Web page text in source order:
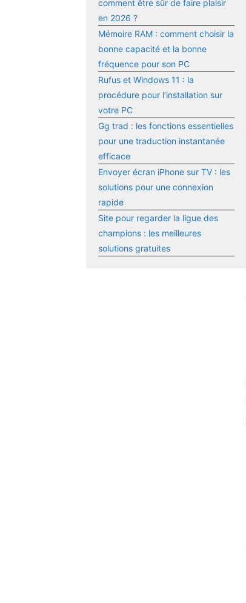
comment être sûr de faire plaisir
en 2026 ?
Mémoire RAM : comment choisir la
bonne capacité et la bonne
fréquence pour son PC
Rufus et Windows 11 : la
procédure pour l’installation sur
votre PC
Gg trad : les fonctions essentielles
pour une traduction instantanée
efficace
Envoyer écran iPhone sur TV : les
solutions pour une connexion
rapide
Site pour regarder la ligue des
champions : les meilleures
solutions gratuites